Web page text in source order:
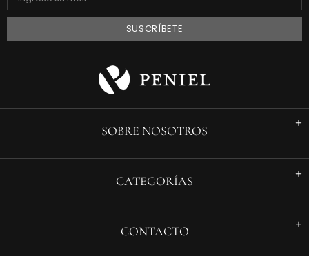
SOBRE NOSOTROS
CATEGORÍAS
CONTACTO